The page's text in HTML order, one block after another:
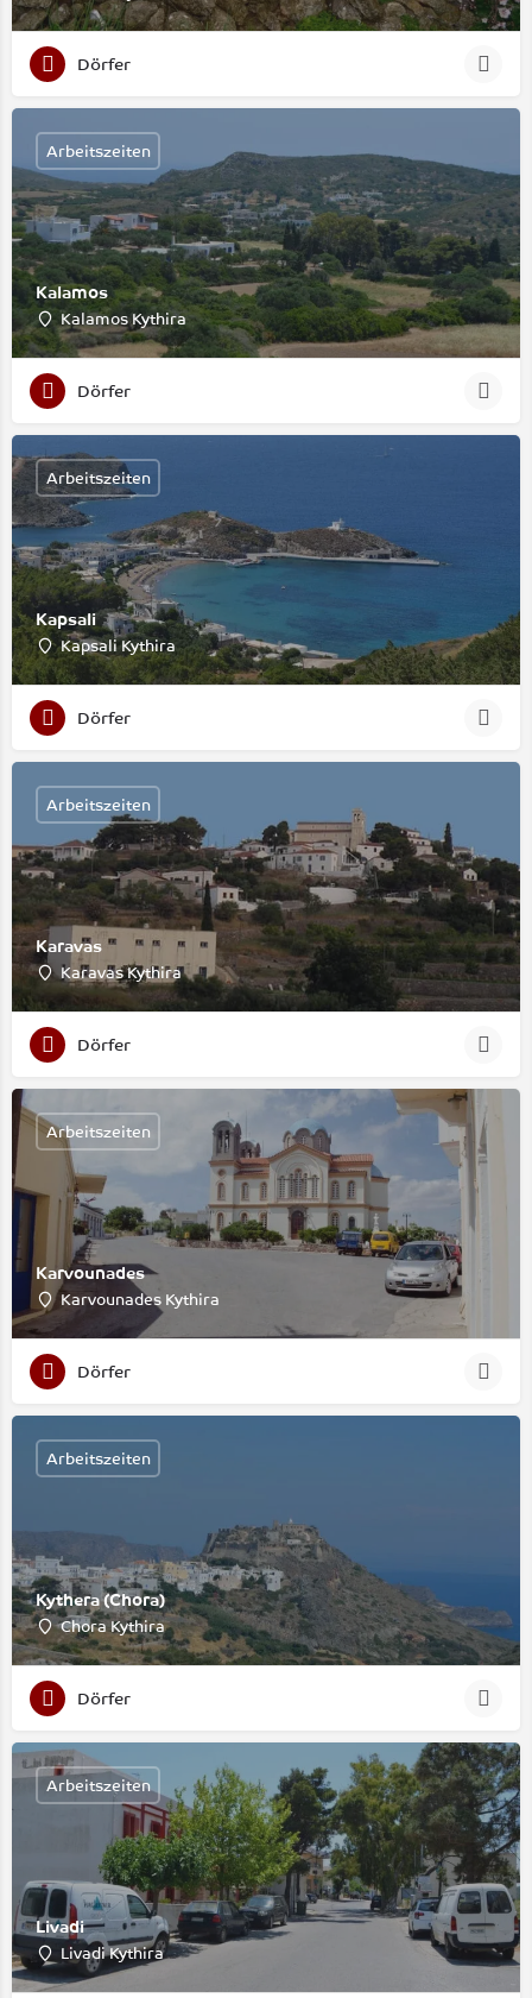
Dörfer
Kalamos
Kalamos Kythira
Arbeitszeiten
Dörfer
Kapsali
Kapsali Kythira
Arbeitszeiten
Dörfer
Karavas
Karavas Kythira
Arbeitszeiten
Dörfer
Karvounades
Karvounades Kythira
Arbeitszeiten
Dörfer
Kythera (Chora)
Chora Kythira
Arbeitszeiten
Dörfer
Livadi
Livadi Kythira
Arbeitszeiten